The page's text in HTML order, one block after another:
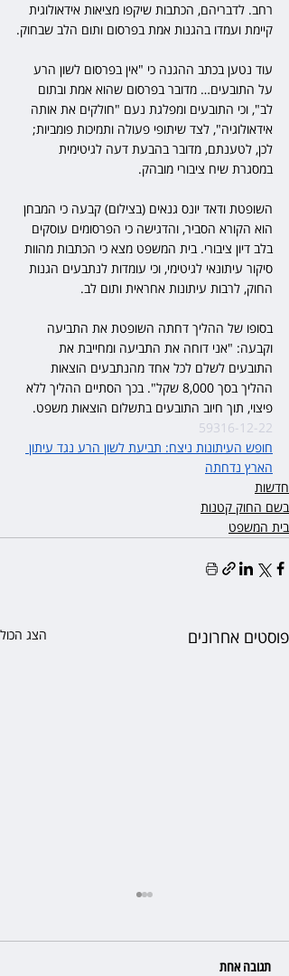
רחב. לדבריהם, הכתבות שיקפו מציאות אידאולוגית
קיימת ועמדו בהגנות אמת בפרסום ותום הלב שבחוק.
עוד נטען בכתב ההגנה כי "אין בפרסום לשון הרע
על התובעים… מדובר בפרסום שהוא אמת ובתום
לב", וכי התובעים ומפלגת נעם "חולקים את אותה
אידאולוגיה", לצד שיתופי פעולה ותמיכות פומביות;
לכן, לטענתם, מדובר בהבעת דעה לגיטימית
במסגרת שיח ציבורי מובהק.
השופטת ודאד יונס גנאים (בצילום) קבעה כי המבחן
הוא הקורא הסביר, והדגישה כי הפרסומים עוסקים
בלב דיון ציבורי. בית המשפט מצא כי הכתבות מהוות
סיקור עיתונאי לגיטימי, וכי עומדות לנתבעים הגנות
החוק, לרבות עיתונות אחראית ותום לב.
בסופו של ההליך דחתה השופטת את התביעה
וקבעה: "אני דוחה את התביעה ומחייבת את
התובעים לשלם לכל אחד מהנתבעים הוצאות
ההליך בסך 8,000 שקל". בכך הסתיים ההליך ללא
פיצוי, תוך חיוב התובעים בתשלום הוצאות משפט.
59316-12-22
חופש העיתונות ניצח: תביעת לשון הרע נגד עיתון
הארץ נדחתה
חדשות
בשם החוק קטנות
בית המשפט
פוסטים אחרונים הצג הכול
תגובה אחת